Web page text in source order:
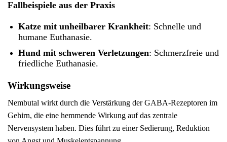
Fallbeispiele aus der Praxis
Katze mit unheilbarer Krankheit: Schnelle und
humane Euthanasie.
Hund mit schweren Verletzungen: Schmerzfreie und
friedliche Euthanasie.
Wirkungsweise
Nembutal wirkt durch die Verstärkung der GABA-Rezeptoren im
Gehirn, die eine hemmende Wirkung auf das zentrale
Nervensystem haben. Dies führt zu einer Sedierung, Reduktion